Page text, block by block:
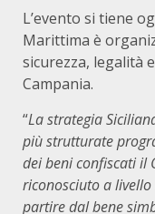
L’evento si tiene
Marittima è
sicurezza, legalità
Campania.
“La strategia
più strutturate
dei beni confiscati il
riconosciuto a
partire dal bene